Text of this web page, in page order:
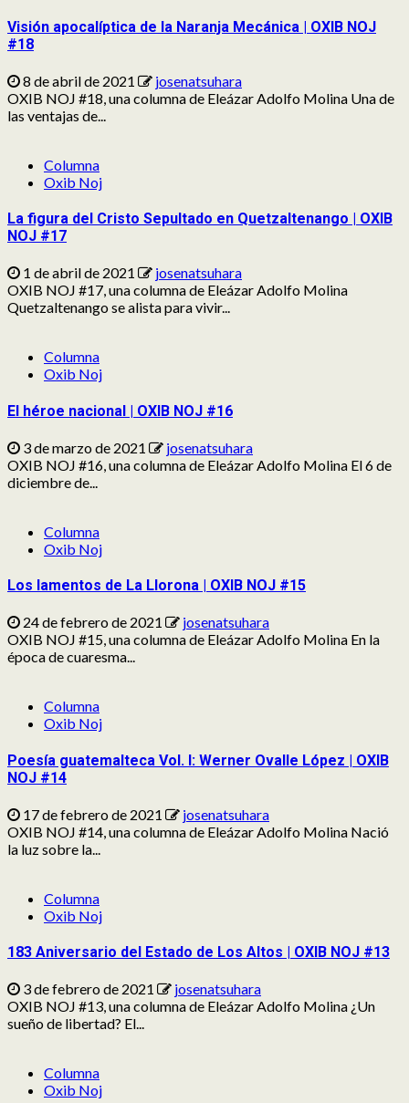
Visión apocalíptica de la Naranja Mecánica | OXIB NOJ
#18
8 de abril de 2021
josenatsuhara
OXIB NOJ #18, una columna de Eleázar Adolfo Molina Una de
las ventajas de...
Columna
Oxib Noj
La figura del Cristo Sepultado en Quetzaltenango | OXIB
NOJ #17
1 de abril de 2021
josenatsuhara
OXIB NOJ #17, una columna de Eleázar Adolfo Molina
Quetzaltenango se alista para vivir...
Columna
Oxib Noj
El héroe nacional | OXIB NOJ #16
3 de marzo de 2021
josenatsuhara
OXIB NOJ #16, una columna de Eleázar Adolfo Molina El 6 de
diciembre de...
Columna
Oxib Noj
Los lamentos de La Llorona | OXIB NOJ #15
24 de febrero de 2021
josenatsuhara
OXIB NOJ #15, una columna de Eleázar Adolfo Molina En la
época de cuaresma...
Columna
Oxib Noj
Poesía guatemalteca Vol. I: Werner Ovalle López | OXIB
NOJ #14
17 de febrero de 2021
josenatsuhara
OXIB NOJ #14, una columna de Eleázar Adolfo Molina Nació
la luz sobre la...
Columna
Oxib Noj
183 Aniversario del Estado de Los Altos | OXIB NOJ #13
3 de febrero de 2021
josenatsuhara
OXIB NOJ #13, una columna de Eleázar Adolfo Molina ¿Un
sueño de libertad? El...
Columna
Oxib Noj